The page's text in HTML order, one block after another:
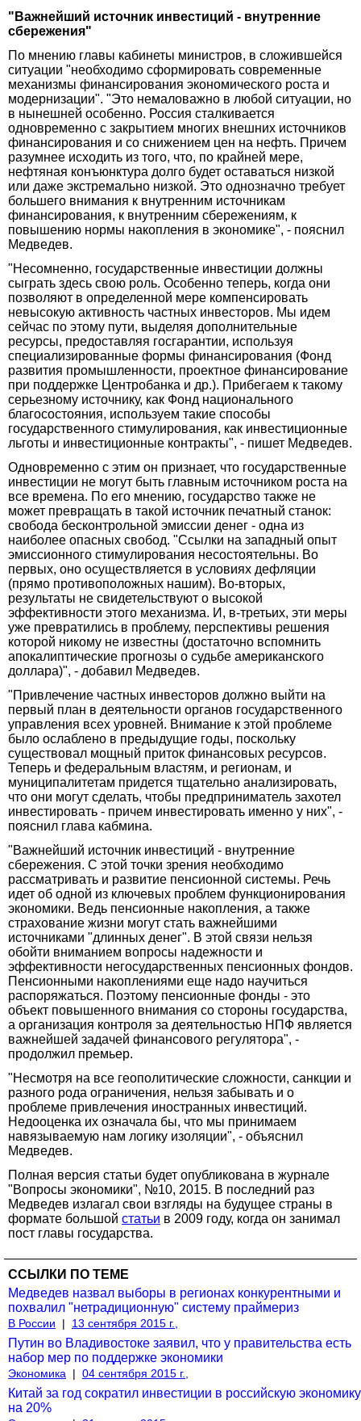
"Важнейший источник инвестиций - внутренние
сбережения"
По мнению главы кабинеты министров, в сложившейся
ситуации "необходимо сформировать современные
механизмы финансирования экономического роста и
модернизации". "Это немаловажно в любой ситуации, но
в нынешней особенно. Россия сталкивается
одновременно с закрытием многих внешних источников
финансирования и со снижением цен на нефть. Причем
разумнее исходить из того, что, по крайней мере,
нефтяная конъюнктура долго будет оставаться низкой
или даже экстремально низкой. Это однозначно требует
большего внимания к внутренним источникам
финансирования, к внутренним сбережениям, к
повышению нормы накопления в экономике", - пояснил
Медведев.
"Несомненно, государственные инвестиции должны
сыграть здесь свою роль. Особенно теперь, когда они
позволяют в определенной мере компенсировать
невысокую активность частных инвесторов. Мы идем
сейчас по этому пути, выделяя дополнительные
ресурсы, предоставляя госгарантии, используя
специализированные формы финансирования (Фонд
развития промышленности, проектное финансирование
при поддержке Центробанка и др.). Прибегаем к такому
серьезному источнику, как Фонд национального
благосостояния, используем такие способы
государственного стимулирования, как инвестиционные
льготы и инвестиционные контракты", - пишет Медведев.
Одновременно с этим он признает, что государственные
инвестиции не могут быть главным источником роста на
все времена. По его мнению, государство также не
может превращать в такой источник печатный станок:
свобода бесконтрольной эмиссии денег - одна из
наиболее опасных свобод. "Ссылки на западный опыт
эмиссионного стимулирования несостоятельны. Во
первых, оно осуществляется в условиях дефляции
(прямо противоположных нашим). Во-вторых,
результаты не свидетельствуют о высокой
эффективности этого механизма. И, в-третьих, эти меры
уже превратились в проблему, перспективы решения
которой никому не известны (достаточно вспомнить
апокалиптические прогнозы о судьбе американского
доллара)", - добавил Медведев.
"Привлечение частных инвесторов должно выйти на
первый план в деятельности органов государственного
управления всех уровней. Внимание к этой проблеме
было ослаблено в предыдущие годы, поскольку
существовал мощный приток финансовых ресурсов.
Теперь и федеральным властям, и регионам, и
муниципалитетам придется тщательно анализировать,
что они могут сделать, чтобы предприниматель захотел
инвестировать - причем инвестировать именно у них", -
пояснил глава кабмина.
"Важнейший источник инвестиций - внутренние
сбережения. С этой точки зрения необходимо
рассматривать и развитие пенсионной системы. Речь
идет об одной из ключевых проблем функционирования
экономики. Ведь пенсионные накопления, а также
страхование жизни могут стать важнейшими
источниками "длинных денег". В этой связи нельзя
обойти вниманием вопросы надежности и
эффективности негосударственных пенсионных фондов.
Пенсионными накоплениями еще надо научиться
распоряжаться. Поэтому пенсионные фонды - это
объект повышенного внимания со стороны государства,
а организация контроля за деятельностью НПФ является
важнейшей задачей финансового регулятора", -
продолжил премьер.
"Несмотря на все геополитические сложности, санкции и
разного рода ограничения, нельзя забывать и о
проблеме привлечения иностранных инвестиций.
Недооценка их означала бы, что мы принимаем
навязываемую нам логику изоляции", - объяснил
Медведев.
Полная версия статьи будет опубликована в журнале
"Вопросы экономики", №10, 2015. В последний раз
Медведев излагал свои взгляды на будущее страны в
формате большой статьи в 2009 году, когда он занимал
пост главы государства.
ССЫЛКИ ПО ТЕМЕ
Медведев назвал выборы в регионах конкурентными и
похвалил "нетрадиционную" систему праймериз
В России | 13 сентября 2015 г.,
Путин во Владивостоке заявил, что у правительства есть
набор мер по поддержке экономики
Экономика | 04 сентября 2015 г.,
Китай за год сократил инвестиции в российскую экономику
на 20%